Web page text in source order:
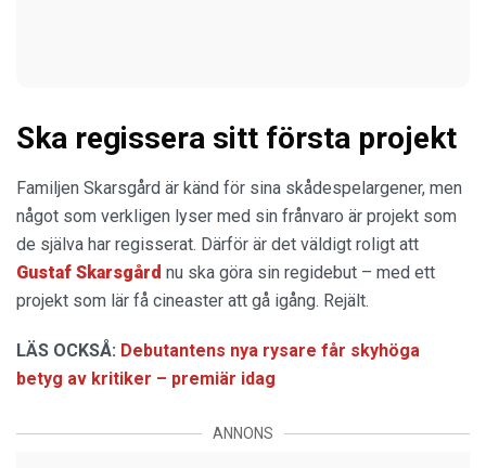
Ska regissera sitt första projekt
Familjen Skarsgård är känd för sina skådespelargener, men
något som verkligen lyser med sin frånvaro är projekt som
de själva har regisserat. Därför är det väldigt roligt att
Gustaf Skarsgård nu ska göra sin regidebut – med ett
projekt som lär få cineaster att gå igång. Rejält.
LÄS OCKSÅ: Debutantens nya rysare får skyhöga
betyg av kritiker – premiär idag
ANNONS